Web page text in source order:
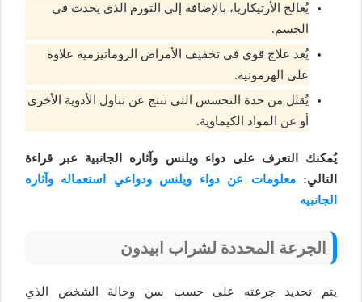
يُعالج الأرتيكاريا، بالإضافة إلى التورم الذي يحدث في
الجسم.
يُعد علاج قوي في تخفيف الأمراض الروماتيزمية علاوة
على الهرمونية.
يُقلل من حدة التحسس التي تنتج عن تناول الأدوية الأخرى
أو عن المواد الكيماوية.
يُمكنك التعرف على دواء ويلنس وآثاره الجانبية عبر قراءة
التالي:معلومات عن دواء ويلنس ودواعي استعماله وآثاره
الجانبيه
الجرعة المحددة لشراب ابيدون
يتم تحديد جرعته على حسب سن وحالة الشخص الذي